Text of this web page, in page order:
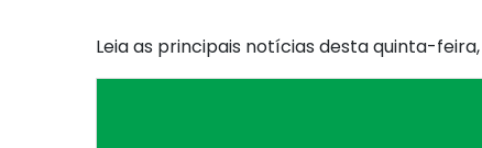
Leia as principais notícias desta quinta-feira,